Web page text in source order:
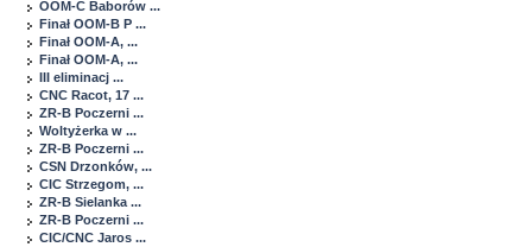
OOM-C Baborów ...
Finał OOM-B P ...
Finał OOM-A, ...
Finał OOM-A, ...
III eliminacj ...
CNC Racot, 17 ...
ZR-B Poczerni ...
Woltyżerka w ...
ZR-B Poczerni ...
CSN Drzonków, ...
CIC Strzegom, ...
ZR-B Sielanka ...
ZR-B Poczerni ...
CIC/CNC Jaros ...